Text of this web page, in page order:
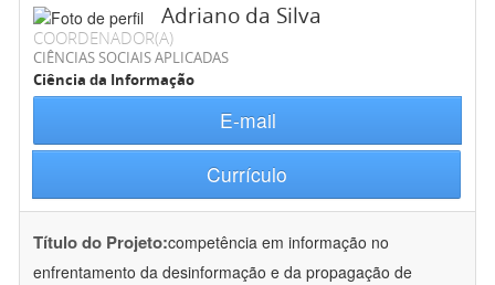
Adriano da Silva
COORDENADOR(A)
CIÊNCIAS SOCIAIS APLICADAS
Ciência da Informação
E-mail
Currículo
Título do Projeto:competência em informação no
enfrentamento da desinformação e da propagação de